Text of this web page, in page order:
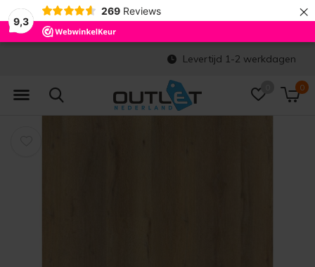
9,3
269 Reviews ×
0
Levertijd 1-2 werkdagen